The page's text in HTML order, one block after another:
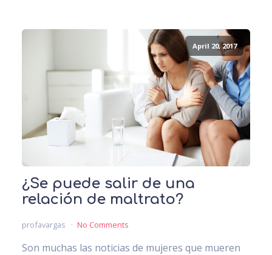
April 20, 2017
¿Se puede salir de una
relación de maltrato?
profavargas No Comments
Son muchas las noticias de mujeres que mueren